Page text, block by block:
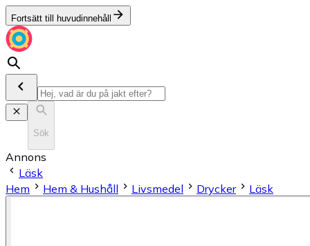
Fortsätt till huvudinnehåll
Sök
Annons
Läsk
Hem
Hem & Hushåll Livsmedel Drycker Läsk